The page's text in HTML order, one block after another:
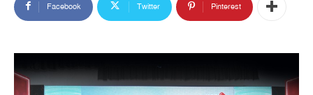
Facebook Twitter Pinterest